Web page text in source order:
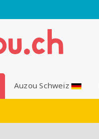
Auzou Schweiz